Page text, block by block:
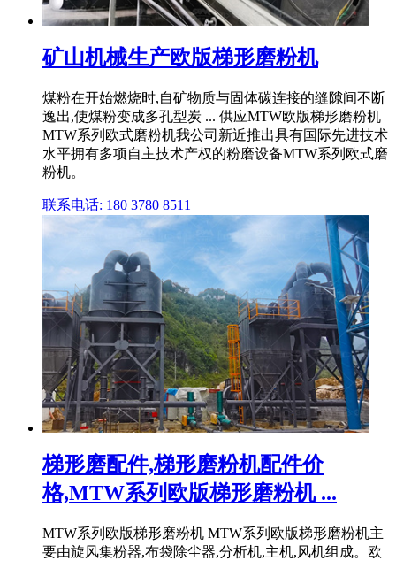
矿山机械生产欧版梯形磨粉机
煤粉在开始燃烧时,自矿物质与固体碳连接的缝隙间不断
逸出,使煤粉变成多孔型炭 ... 供应MTW欧版梯形磨粉机
MTW系列欧式磨粉机我公司新近推出具有国际先进技术
水平拥有多项自主技术产权的粉磨设备MTW系列欧式磨
粉机。
联系电话: 180 3780 8511
梯形磨配件,梯形磨粉机配件价
格,MTW系列欧版梯形磨粉机 ...
MTW系列欧版梯形磨粉机 MTW系列欧版梯形磨粉机主
要由旋风集粉器,布袋除尘器,分析机,主机,风机组成。欧